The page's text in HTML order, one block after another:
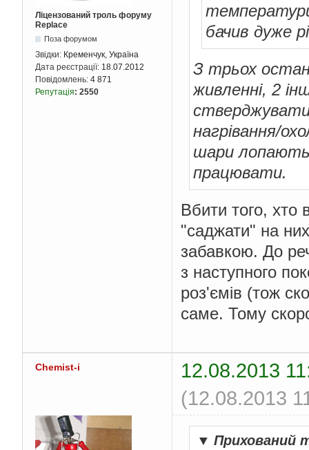
Ліцензований троль форуму
Replace
Поза форумом
Звідки: Кременчук, Україна
Дата реєстрації: 18.07.2012
Повідомлень: 4 871
Репутація: 2550
бачив дуже
З трьох
живленні, 2
стверджувати
нагрівання/
шари
працювати.
Вбити того, хто
"саджати" на
забавкою. До
з наступного
роз'ємів (тож
саме. Тому
Chemist-i
12.08.2013
(12.08.2013
▼ Прихований